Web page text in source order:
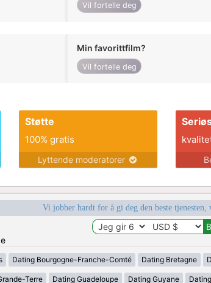
Vil fortelle deg
Min favorittfilm?
Vil fortelle deg
Støtte
100% gratis
Lyttende moderatorer
Vi jobber hardt for å gi deg den beste
Dating Bourgogne-Franche-Comté Dating Bretagne
Terre Dating Guadeloupe Dating Guyane